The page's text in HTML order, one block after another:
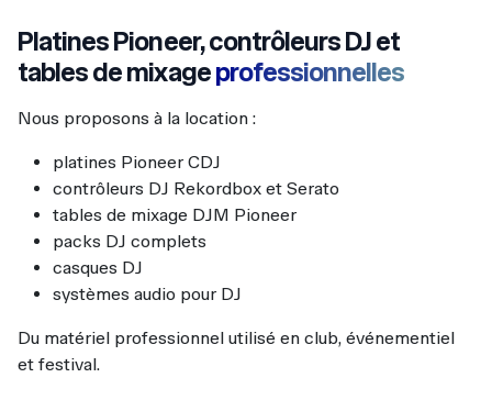
Platines Pioneer, contrôleurs DJ et
tables de mixageprofessionnelles
Nous proposons à la location :
platines Pioneer CDJ
contrôleurs DJ Rekordbox et Serato
tables de mixage DJM Pioneer
packs DJ complets
casques DJ
systèmes audio pour DJ
Du matériel professionnel utilisé en club, événementiel
et festival.